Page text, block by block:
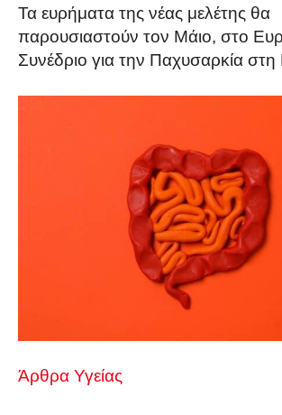
Τα ευρήματα της νέας μελέτης θα
παρουσιαστούν τον Μάιο, στο
Συνέδριο για την Παχυσαρκία στη
Άρθρα Υγείας